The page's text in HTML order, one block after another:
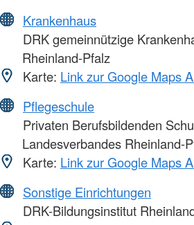
Krankenhaus
DRK gemeinnützige
Rheinland-Pfalz
Karte: Link zur Google Maps
Pflegeschule
Privaten Berufsbildenden
Landesverbandes Rheinland-
Karte: Link zur Google Maps
Sonstige Einrichtungen
DRK-Bildungsinstitut